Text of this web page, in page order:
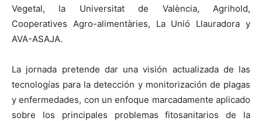
Vegetal, la Universitat de València, Agrihold,
Cooperatives Agro-alimentàries, La Unió Llauradora y
AVA-ASAJA.
La jornada pretende dar una visión actualizada de las
tecnologías para la detección y monitorización de plagas
y enfermedades, con un enfoque marcadamente aplicado
sobre los principales problemas fitosanitarios de la